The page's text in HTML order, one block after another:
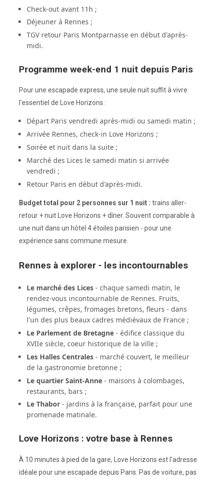
Check-out avant 11h ;
Déjeuner à Rennes ;
TGV retour Paris Montparnasse en début d'après-
midi.
Programme week-end 1 nuit depuis Paris
Pour une escapade express, une seule nuit suffit à vivre
l'essentiel de Love Horizons :
Départ Paris vendredi après-midi ou samedi matin ;
Arrivée Rennes, check-in Love Horizons ;
Soirée et nuit dans la suite ;
Marché des Lices le samedi matin si arrivée
vendredi ;
Retour Paris en début d'après-midi.
Budget total pour 2 personnes sur 1 nuit : trains aller-
retour + nuit Love Horizons + dîner. Souvent comparable à
une nuit dans un hôtel 4 étoiles parisien - pour une
expérience sans commune mesure.
Rennes à explorer - les incontournables
Le marché des Lices - chaque samedi matin, le
rendez-vous incontournable de Rennes. Fruits,
légumes, crêpes, fromages bretons, fleurs - dans
l'un des plus beaux cadres médiévaux de France ;
Le Parlement de Bretagne - édifice classique du
XVIIe siècle, coeur historique de la ville ;
Les Halles Centrales - marché couvert, le meilleur
de la gastronomie bretonne ;
Le quartier Saint-Anne - maisons à colombages,
restaurants, bars ;
Le Thabor - jardins à la française, parfait pour une
promenade matinale.
Love Horizons : votre base à Rennes
À 10 minutes à pied de la gare, Love Horizons est l'adresse
idéale pour une escapade depuis Paris. Pas de voiture, pas